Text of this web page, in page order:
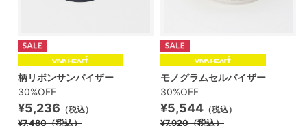
柄リボンサンバイザー
30%OFF
¥5,236 （税込）
¥7,480（税込）
モノグラムセルバイザー
30%OFF
¥5,544 （税込）
¥7,920（税込）